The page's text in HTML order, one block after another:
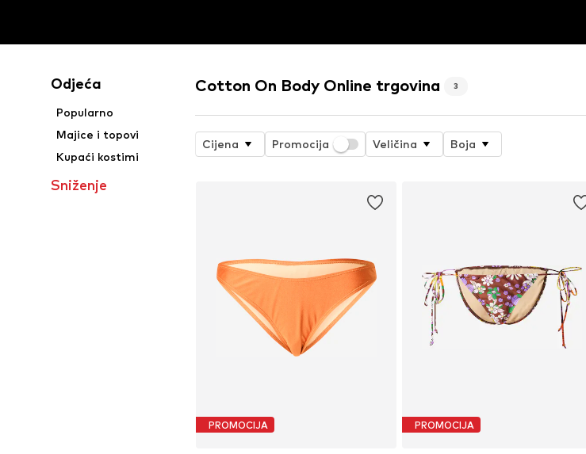
Odjeća
Popularno
Majice i topovi
Kupaći kostimi
Sniženje
Cotton On Body Online trgovina 3
Cijena Promocija Veličina Boja
PROMOCIJA PROMOCIJA